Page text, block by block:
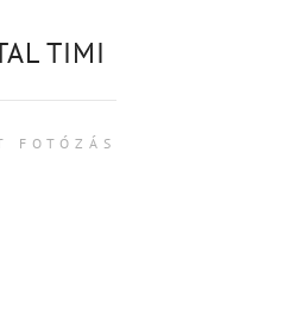
TIMI
FOTÓZÁS